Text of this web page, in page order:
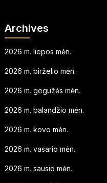
Archives
2026 m. liepos mėn.
2026 m. birželio mėn.
2026 m. gegužės mėn.
2026 m. balandžio mėn.
2026 m. kovo mėn.
2026 m. vasario mėn.
2026 m. sausio mėn.